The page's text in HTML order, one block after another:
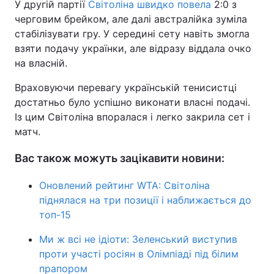
У другій партії Світоліна швидко повела 2:0 з
черговим брейком, але далі австралійка зуміла
стабілізувати гру. У середині сету навіть змогла
взяти подачу українки, але відразу віддала очко
на власній.
Враховуючи перевагу українській тенисистці
достатньо було успішно виконати власні подачі.
Із цим Світоліна впоралася і легко закрила сет і
матч.
Вас також можуть зацікавити новини:
Оновлений рейтинг WTA: Світоліна
піднялася на три позиції і наближається до
топ-15
Ми ж всі не ідіоти: Зеленський виступив
проти участі росіян в Олімпіаді під білим
прапором